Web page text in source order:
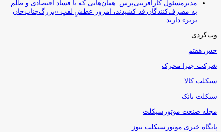
مدیرمسئول کارآفرینی‌پرس: همان‌هایی که با فساد اقتصادی و ظلم
به مصرف‌کنندگان قد کشیدند، امروز عطشِ لقبِ «بزرگ‌جناب‌خان
برتر» دارند
وب‌گردی
حس هفتم
شرکت چترا محرک
سیکلت کالا
سیکلت بانک
مجله صنعت موتورسیکلت
پایگاه خبری موتورسیکلت نیوز